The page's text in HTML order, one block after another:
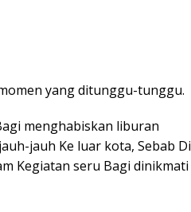
yang ditunggu-tunggu.
menghabiskan liburan
jauh Ke luar kota, Sebab Di
Kegiatan seru Bagi dinikmati